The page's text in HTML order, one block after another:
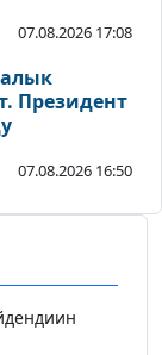
07.08.2026 17:08
Президент
07.08.2026 16:50